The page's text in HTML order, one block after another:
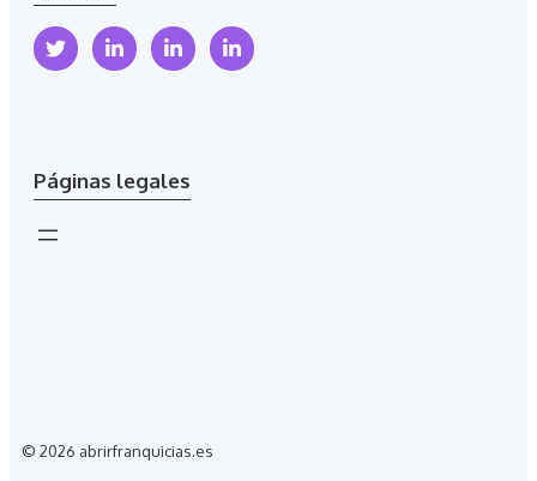
Páginas legales
© 2026 abrirfranquicias.es